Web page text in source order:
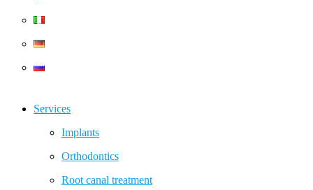
Services
Implants
Orthodontics
Root canal treatment